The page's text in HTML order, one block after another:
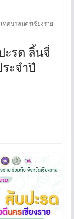
ทศบาลนครเชียงราย
ะรด ลิ้นจี่
ะจำปี